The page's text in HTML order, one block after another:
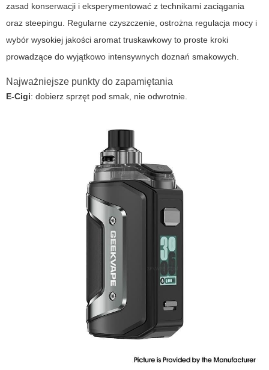
zasad konserwacji i eksperymentować z technikami zaciągania
oraz steepingu. Regularne czyszczenie, ostrożna regulacja mocy i
wybór wysokiej jakości aromat truskawkowy to proste kroki
prowadzące do wyjątkowo intensywnych doznań smakowych.
Najważniejsze punkty do zapamiętania
E-Cigi: dobierz sprzęt pod smak, nie odwrotnie.